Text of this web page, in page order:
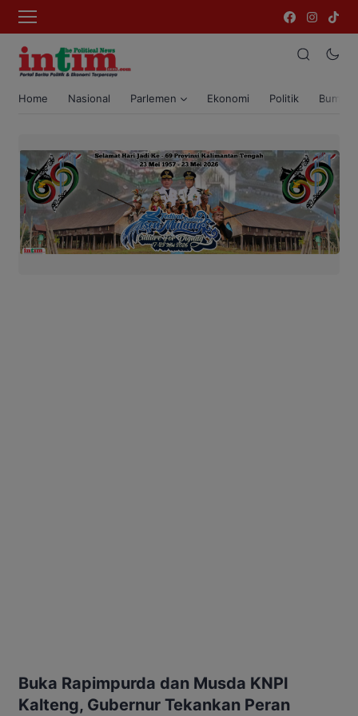
Home Nasional Parlemen Ekonomi Politik Bumi
Buka Rapimpurda dan Musda KNPI
Kalteng, Gubernur Tekankan Peran